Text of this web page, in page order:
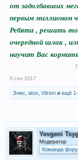
от задолбавших
первым миллионом
Ребята , решать
очередной шлак ,
научит Вас
8 сен 2017
Элис atos Vitrion и ещё
Yevgeni
Модератор
Команда